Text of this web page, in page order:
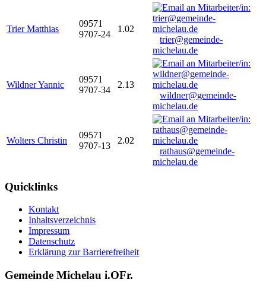
Trier Matthias
09571
9707-24
1.02
trier@gemeinde-
michelau.de
Wildner Yannic
09571
9707-34
2.13
wildner@gemeinde-
michelau.de
Wolters Christin
09571
9707-13
2.02
rathaus@gemeinde-
michelau.de
Quicklinks
Kontakt
Inhaltsverzeichnis
Impressum
Datenschutz
Erklärung zur Barrierefreiheit
Gemeinde Michelau i.OFr.